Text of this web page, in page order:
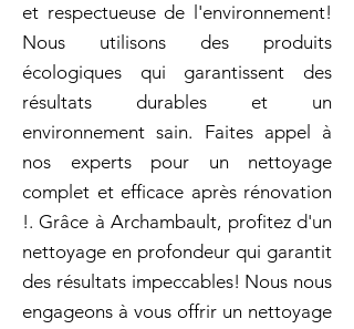
et respectueuse de l'environnement!
Nous utilisons des produits
écologiques qui garantissent des
résultats durables et un
environnement sain. Faites appel à
nos experts pour un nettoyage
complet et efficace après rénovation
!. Grâce à Archambault, profitez d'un
nettoyage en profondeur qui garantit
des résultats impeccables! Nous nous
engageons à vous offrir un nettoyage